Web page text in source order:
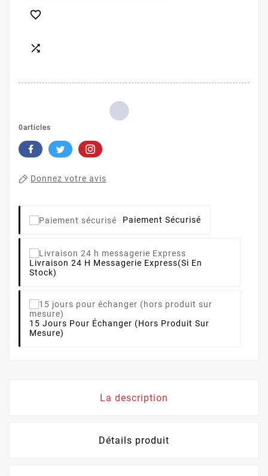


0articles
Donnez votre avis
Paiement Sécurisé
Livraison 24 H Messagerie Express(si En
Stock)
15 Jours Pour Échanger (hors Produit Sur
Mesure)
La description
Détails produit